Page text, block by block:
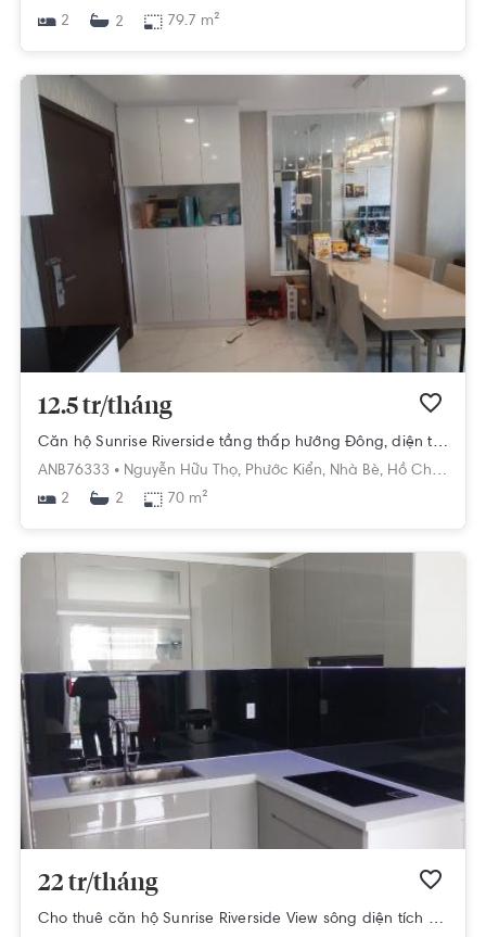
2
2 79.7 m²
12.5 tr/tháng
Căn hộ Sunrise Riverside tầng thấp hướng Đông, diện tích 70m²
ANB76333 • Nguyễn Hữu Thọ, Phước Kiển, Nhà Bè, Hồ Chí Minh
2
2 70 m²
22 tr/tháng
Cho thuê căn hộ Sunrise Riverside View sông diện tích 99m2 - 3 phòng ngủ, đầy đủ nội thất.